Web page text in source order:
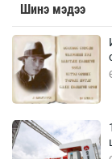
Шинэ мэдээ